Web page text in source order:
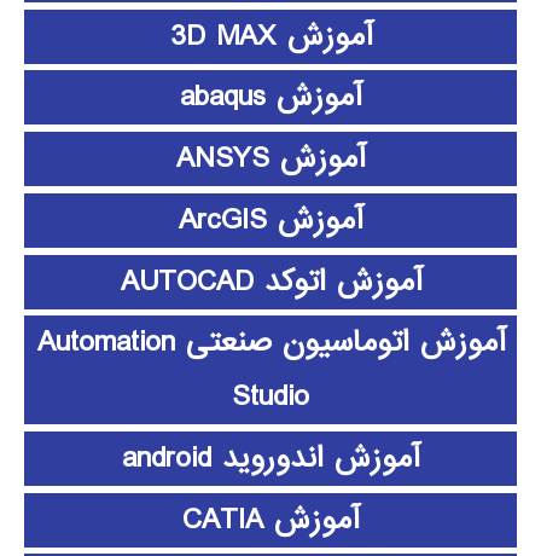
آموزش 3D MAX
آموزش abaqus
آموزش ANSYS
آموزش ArcGIS
آموزش اتوکد AUTOCAD
آموزش اتوماسیون صنعتی Automation
Studio
آموزش اندوروید android
آموزش CATIA